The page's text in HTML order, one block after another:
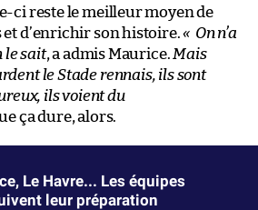
ci reste le meilleur moyen de
d’enrichir son histoire.« On n’a
le sait, a admis Maurice. Mais
le Stade rennais, ils sont
ils voient du
ça dure, alors.
Le Havre... Les équipes
leur préparation